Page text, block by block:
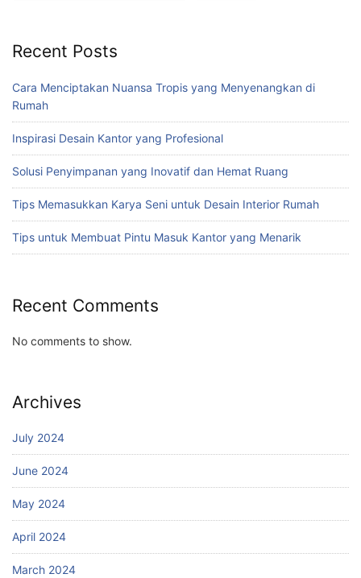
Recent Posts
Cara Menciptakan Nuansa Tropis yang Menyenangkan di
Rumah
Inspirasi Desain Kantor yang Profesional
Solusi Penyimpanan yang Inovatif dan Hemat Ruang
Tips Memasukkan Karya Seni untuk Desain Interior Rumah
Tips untuk Membuat Pintu Masuk Kantor yang Menarik
Recent Comments
No comments to show.
Archives
July 2024
June 2024
May 2024
April 2024
March 2024